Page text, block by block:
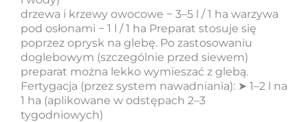
drzewa i krzewy owocowe − 3–5 l / 1 ha warzywa
pod osłonami − 1 l / 1 ha Preparat stosuje się
poprzez oprysk na glebę. Po zastosowaniu
doglebowym (szczególnie przed siewem)
preparat można lekko wymieszać z glebą.
Fertygacja (przez system nawadniania): ➤ 1–2 l na
1 ha (aplikowane w odstępach 2–3
tygodniowych)